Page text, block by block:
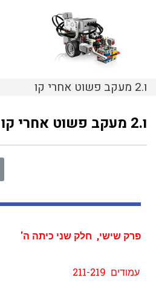
ו.2 מעקב פשוט אחרי קו
ו.2 מעקב פשוט אחרי קו
פרק שישי, חלק שני כיתה ה'
עמודים 211-219